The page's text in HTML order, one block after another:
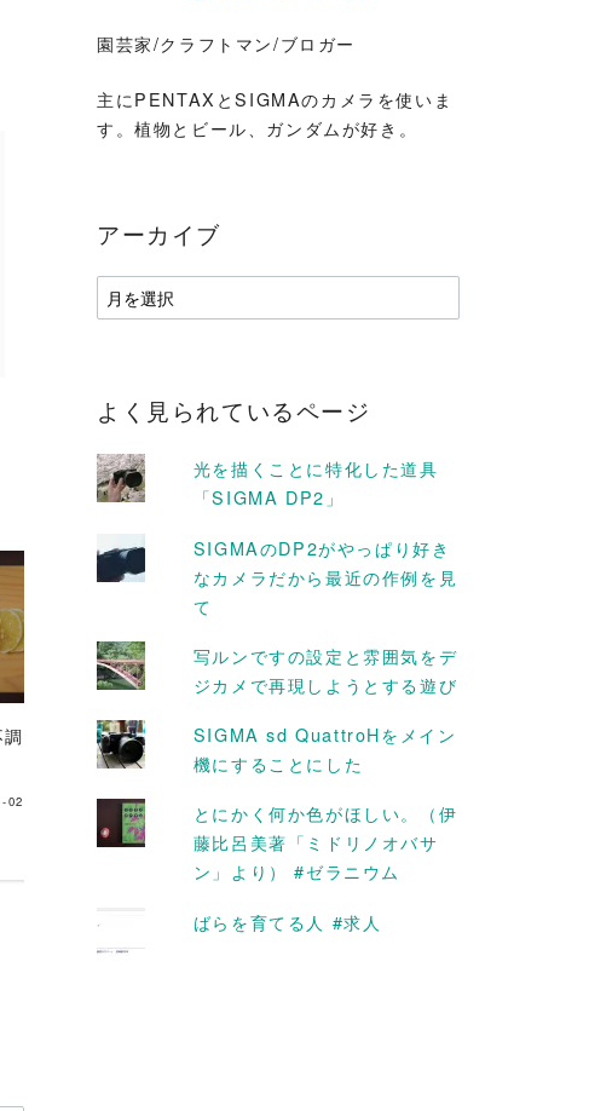
READ MORE
にはちみつ #レモ
02-02
完全オリジナル脚本ドラ
マ！ #タチアオイの咲く頃
【6/24】
2016-06-17
園芸家/クラフトマン/ブロガー
主にPENTAXとSIGMAのカメラを使いま
す。植物とビール、ガンダムが好き。
アーカイブ
ア
ー
ブ
よく見られているページ
光を描くことに特化した道具
「SIGMA DP2」
SIGMAのDP2がやっぱり好き
なカメラだから最近の作例を見
て
写ルンですの設定と雰囲気をデ
ジカメで再現しようとする遊び
SIGMA sd QuattroHをメイン
機にすることにした
とにかく何か色がほしい。（伊
藤比呂美著「ミドリノオバサ
ン」より） #ゼラニウム
ばらを育てる人 #求人